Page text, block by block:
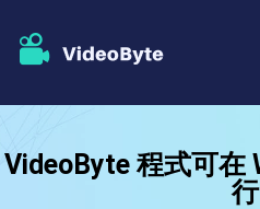
VideoByte 程式可在
行